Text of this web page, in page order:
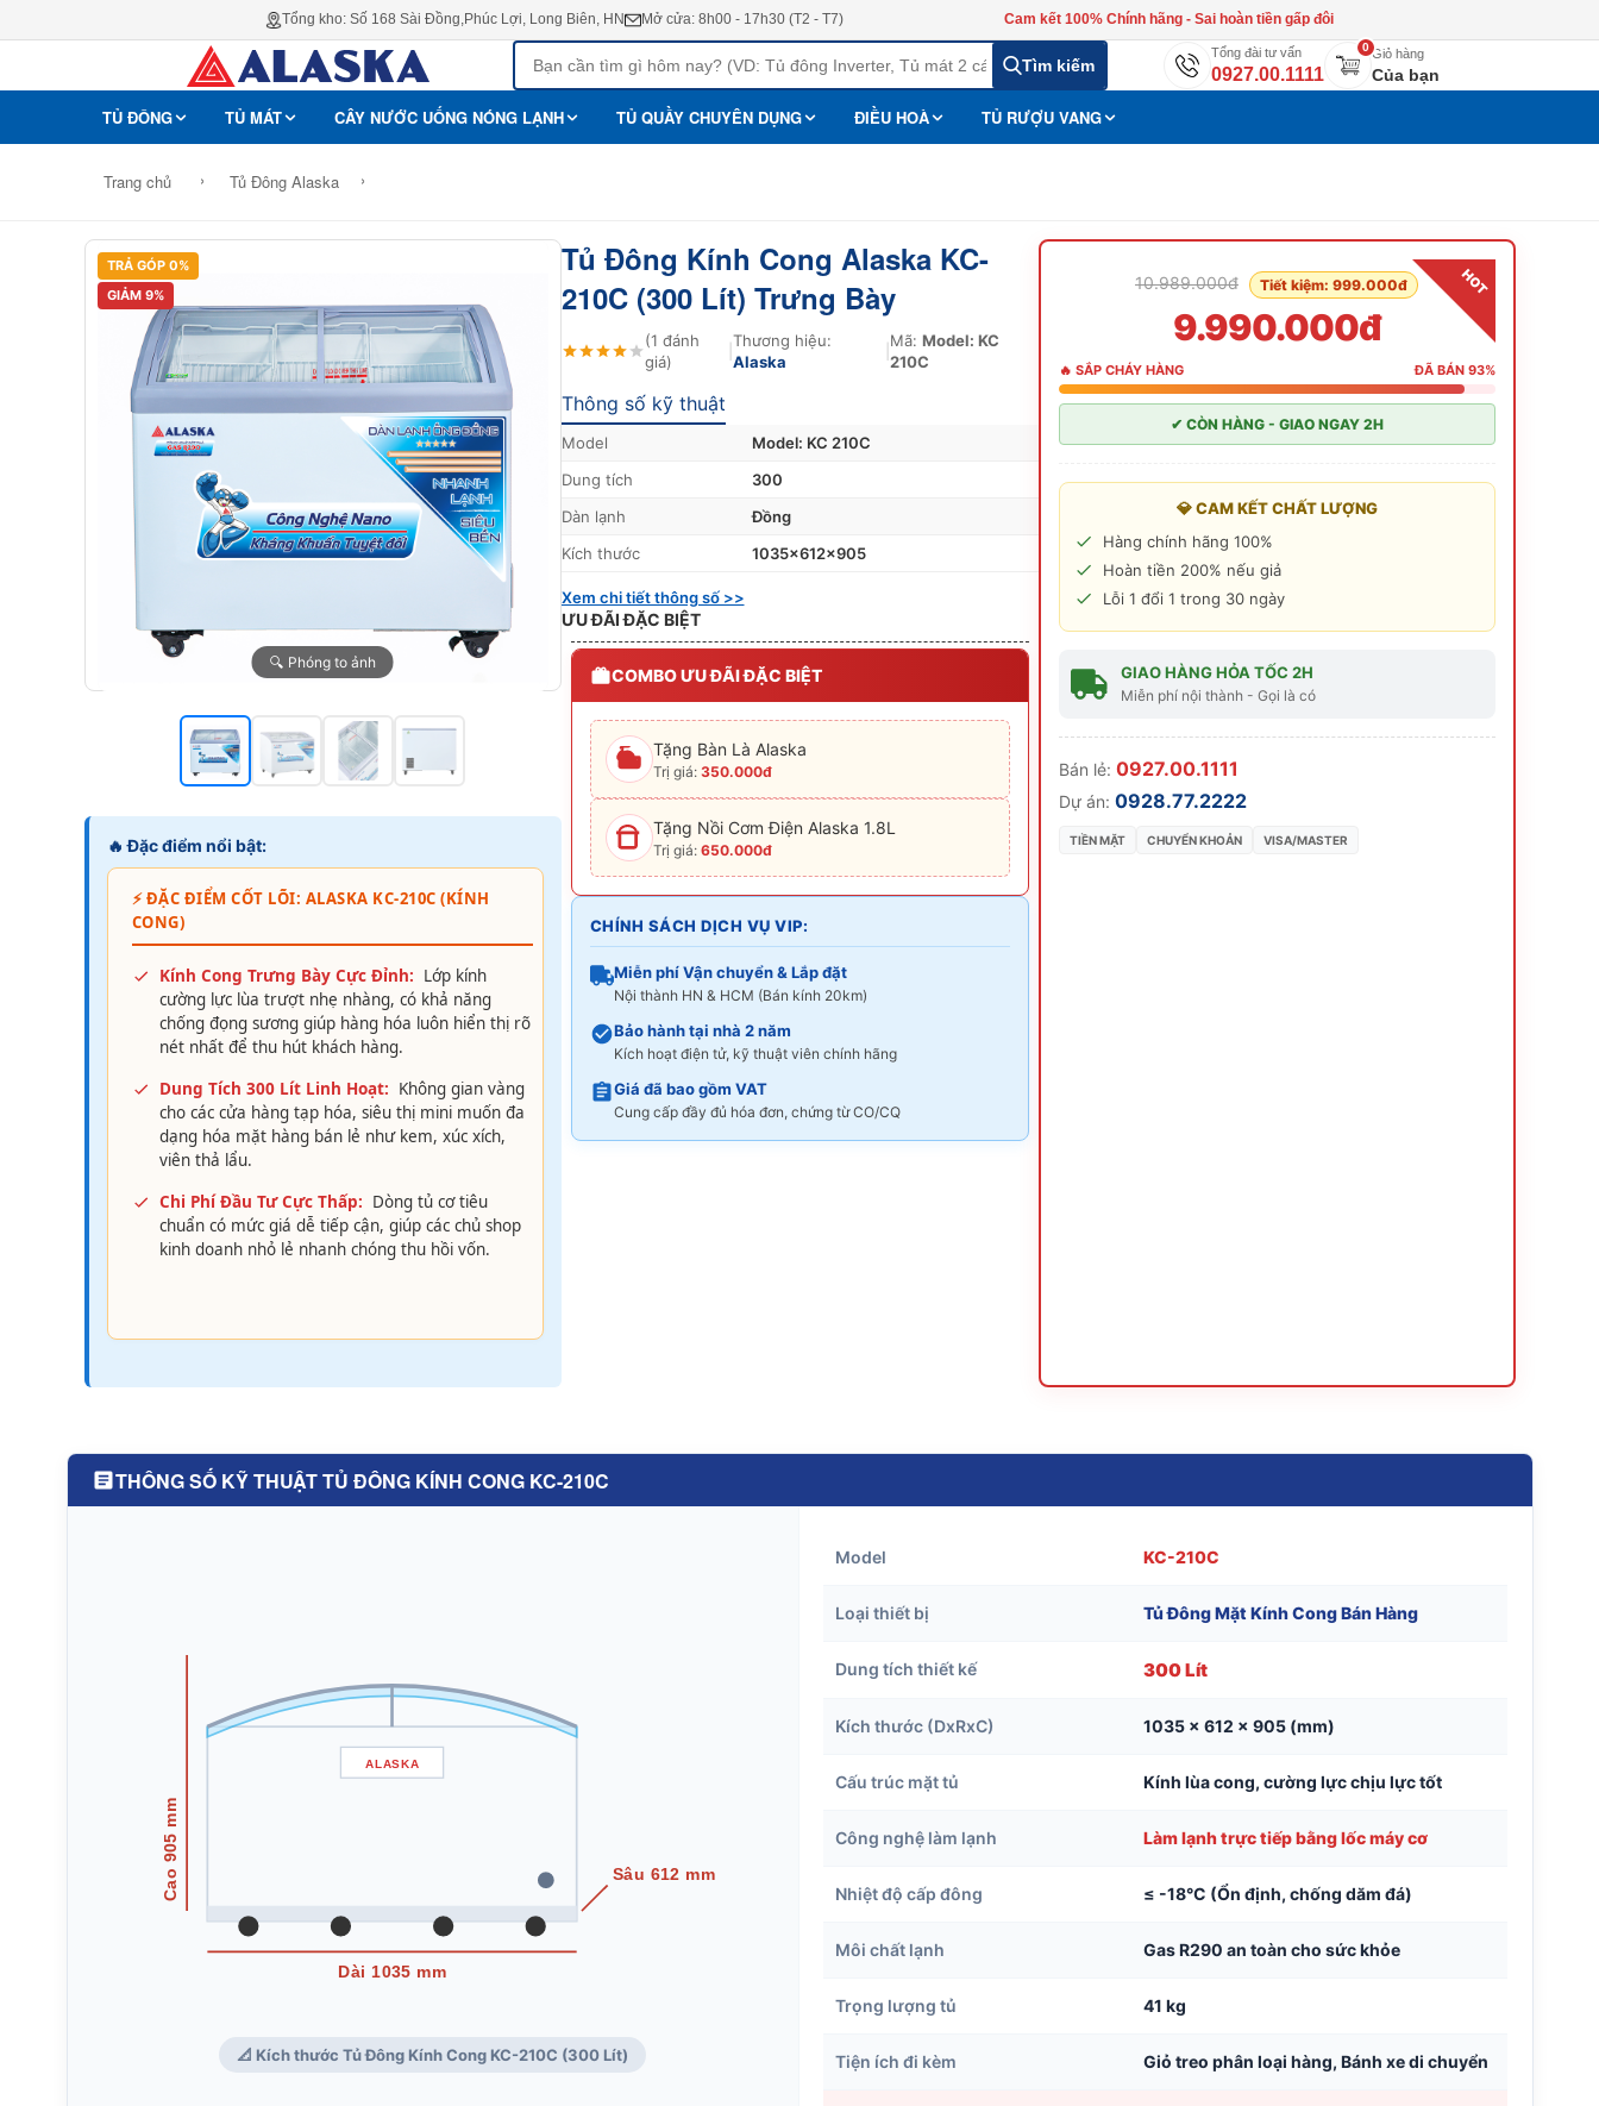
Tổng kho: Số 168 Sài Đồng,Phúc Lợi, Long Biên, HN Mở cửa: 8h00 - 17h30 (T2 - T7) Cam kết 100% Chính hãng - Sai hoàn tiền gấp đôi
Tìm kiếm
Tổng đài tư vấn
0927.00.1111
0Giỏ hàng
Của bạn
TỦ ĐÔNG TỦ MÁT CÂY NƯỚC UỐNG NÓNG LẠNH TỦ QUẦY CHUYÊN DỤNG ĐIỀU HOÀ TỦ RƯỢU VANG
Trang chủ › Tủ Đông Alaska ›
TRẢ GÓP 0%
GIẢM 9%
🔍 Phóng to ảnh
🔥 Đặc điểm nổi bật:
⚡ ĐẶC ĐIỂM CỐT LÕI: ALASKA KC-210C (KÍNH
CONG)
Kính Cong Trưng Bày Cực Đỉnh: Lớp kính
cường lực lùa trượt nhẹ nhàng, có khả năng
chống đọng sương giúp hàng hóa luôn hiển thị rõ
nét nhất để thu hút khách hàng.
Dung Tích 300 Lít Linh Hoạt: Không gian vàng
cho các cửa hàng tạp hóa, siêu thị mini muốn đa
dạng hóa mặt hàng bán lẻ như kem, xúc xích,
viên thả lẩu.
Chi Phí Đầu Tư Cực Thấp: Dòng tủ cơ tiêu
chuẩn có mức giá dễ tiếp cận, giúp các chủ shop
kinh doanh nhỏ lẻ nhanh chóng thu hồi vốn.
Tủ Đông Kính Cong Alaska KC-
210C (300 Lít) Trưng Bày
(1 đánh
giá)
Thương hiệu:
Alaska
Mã:Model: KC
210C
Thông số kỹ thuật
Model
Model: KC 210C
Dung tích
300
Dàn lạnh
Đồng
Kích thước
1035x612x905
Xem chi tiết thông số >>
ƯU ĐÃI ĐẶC BIỆT
COMBO ƯU ĐÃI ĐẶC BIỆT
Tặng Bàn Là Alaska
Trị giá: 350.000đ
Tặng Nồi Cơm Điện Alaska 1.8L
Trị giá: 650.000đ
CHÍNH SÁCH DỊCH VỤ VIP:
Miễn phí Vận chuyển & Lắp đặt
Nội thành HN & HCM (Bán kính 20km)
Bảo hành tại nhà 2 năm
Kích hoạt điện tử, kỹ thuật viên chính hãng
Giá đã bao gồm VAT
Cung cấp đầy đủ hóa đơn, chứng từ CO/CQ
HOT
10.989.000đ Tiết kiệm: 999.000đ
9.990.000đ
🔥 SẮP CHÁY HÀNG ĐÃ BÁN 93%
✔ CÒN HÀNG - GIAO NGAY 2H
💎 CAM KẾT CHẤT LƯỢNG
Hàng chính hãng 100%
Hoàn tiền 200% nếu giả
Lỗi 1 đổi 1 trong 30 ngày
GIAO HÀNG HỎA TỐC 2H
Miễn phí nội thành - Gọi là có
Bán lẻ: 0927.00.1111
Dự án: 0928.77.2222
TIỀN MẶT CHUYỂN KHOẢN VISA/MASTER
THÔNG SỐ KỸ THUẬT TỦ ĐÔNG KÍNH CONG KC-210C
ALASKA
Cao 905 mm
Dài 1035 mm
Sâu 612 mm
📐 Kích thước Tủ Đông Kính Cong KC-210C (300 Lít)
Model KC-210C
Loại thiết bị Tủ Đông Mặt Kính Cong Bán Hàng
Dung tích thiết kế 300 Lít
Kích thước (DxRxC) 1035 x 612 x 905 (mm)
Cấu trúc mặt tủ Kính lùa cong, cường lực chịu lực tốt
Công nghệ làm lạnh Làm lạnh trực tiếp bằng lốc máy cơ
Nhiệt độ cấp đông ≤ -18°C (Ổn định, chống dăm đá)
Môi chất lạnh Gas R290 an toàn cho sức khỏe
Trọng lượng tủ 41 kg
Tiện ích đi kèm Giỏ treo phân loại hàng, Bánh xe di chuyển